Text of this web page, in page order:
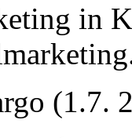
in
(1.7.